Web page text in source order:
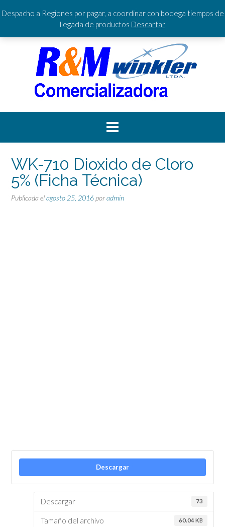
Despacho a Regiones por pagar, a coordinar con bodega tiempos de
llegada de productos Descartar
al
ACCEDER / REGISTRARSE
0 ITEMS - $0 FINALIZAR LA COMPRA
WK-710 Dioxido de Cloro
5% (Ficha Técnica)
Publicada elagosto 25, 2016poradmin
Descargar
Descargar 73
Tamaño del archivo 60.04 KB